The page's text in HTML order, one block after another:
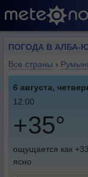
ПОГОДА В АЛБА-
Все страны ›
6 августа,
12:00
+35°
ощущается как +33
ясно